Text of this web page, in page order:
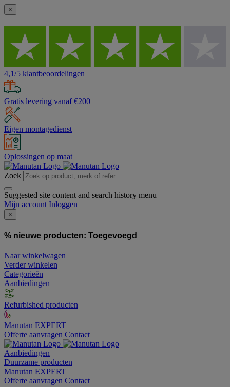
×
4,1/5 klantbeoordelingen
Gratis levering vanaf €200
Eigen montagedienst
Oplossingen op maat
Zoek
Suggested site content and search history menu
Mijn account Inloggen
×
% nieuwe producten: Toegevoegd
Naar winkelwagen
Verder winkelen
Categorieën
Aanbiedingen
Refurbished producten
Manutan EXPERT
Offerte aanvragen Contact
Aanbiedingen
Duurzame producten
Manutan EXPERT
Offerte aanvragen Contact